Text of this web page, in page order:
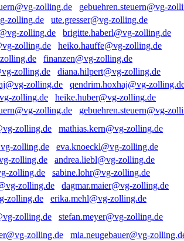
gebuehren.steuern@vg-
ute.gresser@vg-zolling.de
brigitte.haberl@vg-zolling.de
heiko.hauffe@vg-zolling.de
finanzen@vg-zolling.de
diana.hilpert@vg-zolling.de
qendrim.hoxhaj@vg-
heike.huber@vg-zolling.de
gebuehren.steuern@vg-
mathias.kern@vg-zolling.de
eva.knoeckl@vg-zolling.de
andrea.liebl@vg-zolling.de
sabine.lohr@vg-zolling.de
dagmar.maier@vg-zolling.de
erika.mehl@vg-zolling.de
stefan.meyer@vg-zolling.de
mia.neugebauer@vg-